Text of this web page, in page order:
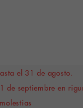
el 31 de agosto.
de septiembre en